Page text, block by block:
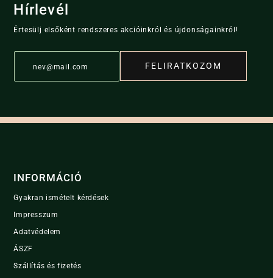
may
be
chosen
product
options
be
chosen
on
page
Hírlevél
Értesülj elsőként rendszeres akcióinkról és újdonságainkról!
a
*
FELIRATKOZOM
INFORMÁCIÓ
Gyakran ismételt kérdések
Impresszum
Adatvédelem
ÁSZF
Szállítás és fizetés